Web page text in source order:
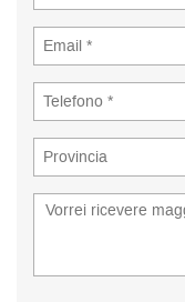
Cookie
Cookie delle
Cookie per il
Cookie